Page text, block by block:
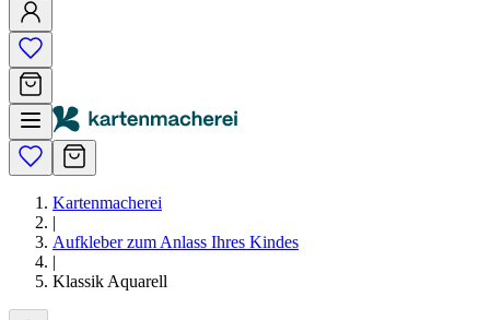
Kartenmacherei
|
Aufkleber zum Anlass Ihres Kindes
|
Klassik Aquarell